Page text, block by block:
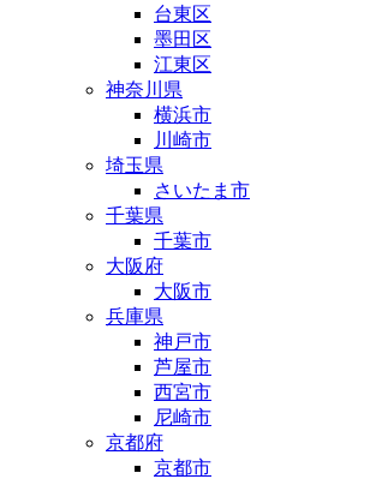
台東区
墨田区
江東区
神奈川県
横浜市
川崎市
埼玉県
さいたま市
千葉県
千葉市
大阪府
大阪市
兵庫県
神戸市
芦屋市
西宮市
尼崎市
京都府
京都市